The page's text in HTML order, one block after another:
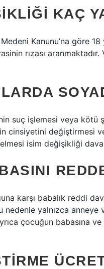
KAÇ
Kanunu’na göre
rızası aranmaktadır.
suç işlemesi veya kötü
cinsiyetini değiştirmesi
isim değişikliği
karşı babalık reddi
nedenle yalnızca
çocuğun babasına ve